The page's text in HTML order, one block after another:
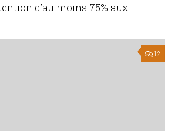
d’au moins 75% aux...
12